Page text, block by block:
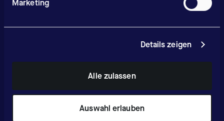
Marketing
Details zeigen
Alle zulassen
Auswahl erlauben